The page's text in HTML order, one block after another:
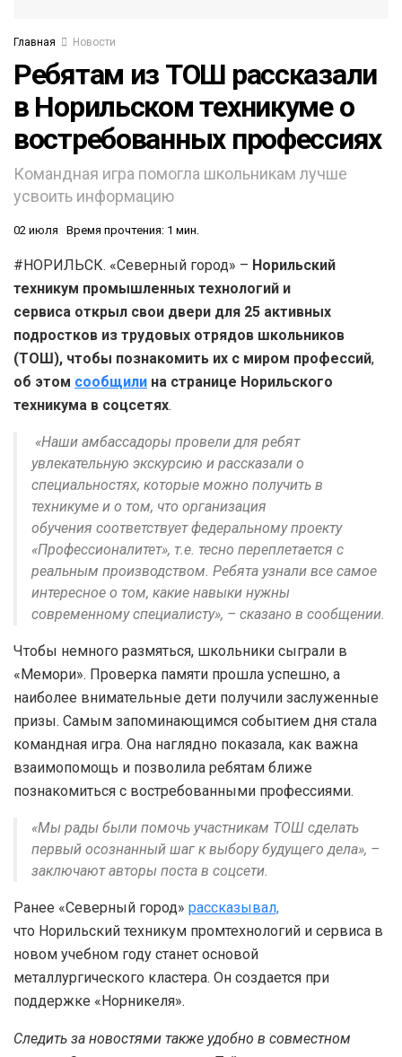
Главная Новости
Ребятам из ТОШ рассказали
в Норильском техникуме о
востребованных профессиях
Командная игра помогла школьникам лучше
усвоить информацию
02 июля Время прочтения: 1 мин.
#НОРИЛЬСК. «Северный город» – Норильский
техникум промышленных технологий и
сервиса открыл свои двери для 25 активных
подростков из трудовых отрядов школьников
(ТОШ), чтобы познакомить их с миром профессий,
об этом сообщили на странице Норильского
техникума в соцсетях.
«Наши амбассадоры провели для ребят
увлекательную экскурсию и рассказали о
специальностях, которые можно получить в
техникуме и о том, что организация
обучения соответствует федеральному проекту
«Профессионалитет», т.е. тесно переплетается с
реальным производством. Ребята узнали все самое
интересное о том, какие навыки нужны
современному специалисту», – сказано в сообщении.
Чтобы немного размяться, школьники сыграли в
«Мемори». Проверка памяти прошла успешно, а
наиболее внимательные дети получили заслуженные
призы. Самым запоминающимся событием дня стала
командная игра. Она наглядно показала, как важна
взаимопомощь и позволила ребятам ближе
познакомиться с востребованными профессиями.
«Мы рады были помочь участникам ТОШ сделать
первый осознанный шаг к выбору будущего дела», –
заключают авторы поста в соцсети.
Ранее «Северный город» рассказывал,
что Норильский техникум промтехнологий и сервиса в
новом учебном году станет основой
металлургического кластера. Он создается при
поддержке «Норникеля».
Следить за новостями также удобно в совместном